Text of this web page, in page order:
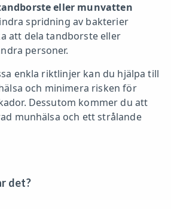
eller munvatten
spridning av bakterier
att dela tandborste eller
personer.
enkla riktlinjer kan du hjälpa till
och minimera risken för
Dessutom kommer du att
munhälsa och ett strålande
det?